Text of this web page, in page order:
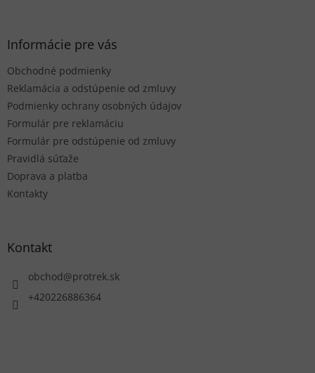
Informácie pre vás
Obchodné podmienky
Reklamácia a odstúpenie od zmluvy
Podmienky ochrany osobných údajov
Formulár pre reklamáciu
Formulár pre odstúpenie od zmluvy
Pravidlá súťaže
Doprava a platba
Kontakty
Kontakt
obchod@protrek.sk
+420226886364